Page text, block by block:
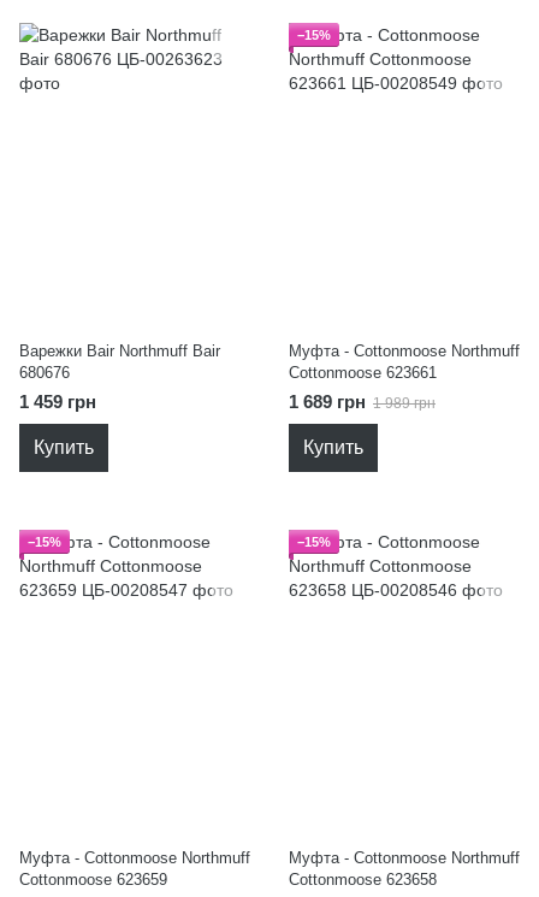
Варежки Bair Northmuff Bair
680676
1 459 грн
Купить
−15%
Муфта - Cottonmoose Northmuff
Cottonmoose 623661
1 689 грн 1 989 грн
Купить
−15%
Муфта - Cottonmoose Northmuff
Cottonmoose 623659
−15%
Муфта - Cottonmoose Northmuff
Cottonmoose 623658